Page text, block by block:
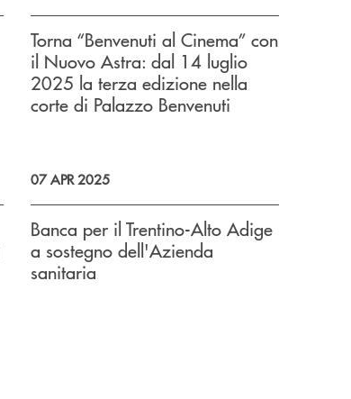
Torna “Benvenuti al Cinema” con
il Nuovo Astra: dal 14 luglio
2025 la terza edizione nella
corte di Palazzo Benvenuti
07 APR 2025
Banca per il Trentino-Alto Adige
a sostegno dell'Azienda
sanitaria